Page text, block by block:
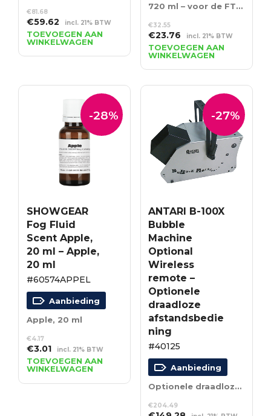
€81.68
Oorspronkelijke
prijs
was:
€81.68.
€59.62Huidige
prijs
is:
€59.62.
incl. 21% BTW
TOEVOEGEN AAN
WINKELWAGEN
720 ml – voor de FT-50 Fire Training-machine
€32.55
Oorspronkelijke
prijs
was:
€32.55.
€23.76 Huidige
prijs
is:
€23.76.
incl. 21% BTW
TOEVOEGEN AAN
WINKELWAGEN
-28%
SHOWGEAR
Fog Fluid
Scent Apple,
20 ml – Apple,
20 ml
#60574APPEL
Aanbieding
Apple, 20 ml
€4.17
Oorspronkelijke
prijs
was:
€4.17.
€3.01Huidige
prijs
is:
€3.01.
incl. 21% BTW
TOEVOEGEN AAN
WINKELWAGEN
-27%
ANTARI B-100X
Bubble
Machine
Optional
Wireless
remote –
Optionele
draadloze
afstandsbedie
ning
#40125
Aanbieding
Optionele draadloze afstandsbediening
€204.49